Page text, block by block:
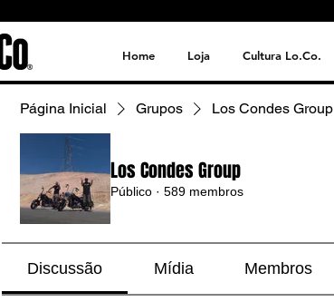
Home Loja Cultura Lo.Co.
Página Inicial Grupos Los Condes Group
Los Condes Group
Público · 589 membros
Discussão Mídia Membros